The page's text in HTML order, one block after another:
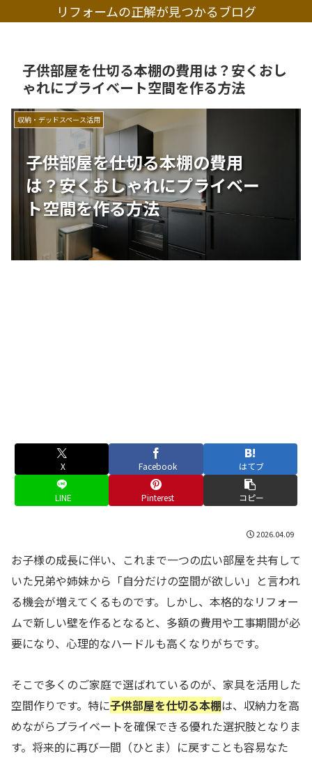
リフォームの正解が見つかるブログ
子供部屋を仕切る本棚の費用は？安くおし
ゃれにプライベート空間を作る方法
子供部屋を仕切る本棚の費用
は？安くおしゃれにプライベー
ト空間を作る方法
収納・デッドスペース活用
X Facebook はてブ
LINE Pinterest コピー
2026.04.09
お子様の成長に伴い、これまで一つの広い部屋を共有して
いた兄弟や姉妹から「自分だけの空間が欲しい」と言われ
る機会が増えてくるものです。しかし、本格的なリフォー
ムで新しい壁を作るとなると、多額の費用や工事期間が必
要になり、心理的なハードルも高くなりがちです。
そこで多くのご家庭で選ばれているのが、家具を活用した
空間作りです。特に子供部屋を仕切る本棚は、収納力を高
めながらプライベートを確保できる優れた選択肢となりま
す。将来的に再び一間（ひとま）に戻すことも容易なた